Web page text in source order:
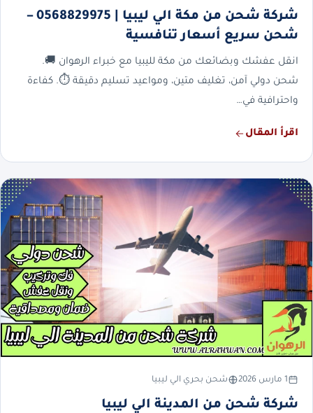
شركة شحن من مكة الي ليبيا | 0568829975 –
شحن سريع أسعار تنافسية
انقل عفشك وبضائعك من مكة لليبيا مع خبراء الرهوان 🚚.
شحن دولي آمن، تغليف متين، ومواعيد تسليم دقيقة ⏱️. كفاءة
واحترافية في…
اقرأ المقال
1 مارس 2026 شحن بحري الي ليبيا
شركة شحن من المدينة الي ليبيا